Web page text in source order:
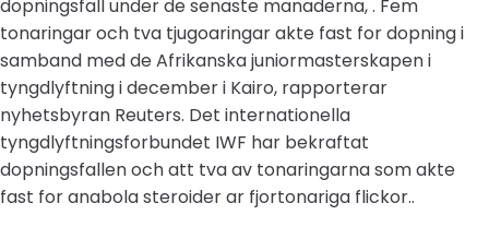
dopningsfall under de senaste manaderna, . Fem
tonaringar och tva tjugoaringar akte fast for dopning i
samband med de Afrikanska juniormasterskapen i
tyngdlyftning i december i Kairo, rapporterar
nyhetsbyran Reuters. Det internationella
tyngdlyftningsforbundet IWF har bekraftat
dopningsfallen och att tva av tonaringarna som akte
fast for anabola steroider ar fjortonariga flickor..